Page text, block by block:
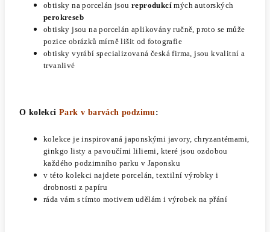
obtisky na porcelán jsou reprodukcí mých autorských
perokreseb
obtisky jsou na porcelán aplikovány ručně, proto se může
pozice obrázků mírně lišit od fotografie
obtisky vyrábí specializovaná česká firma, jsou kvalitní a
trvanlivé
O kolekciPark v barvách podzimu:
kolekce je inspirovaná japonskými javory, chryzantémami,
ginkgo listy a pavoučími liliemi, které jsou ozdobou
každého podzimního parku v Japonsku
v této kolekci najdete porcelán, textilní výrobky i
drobnosti z papíru
ráda vám s tímto motivem udělám i výrobek na přání